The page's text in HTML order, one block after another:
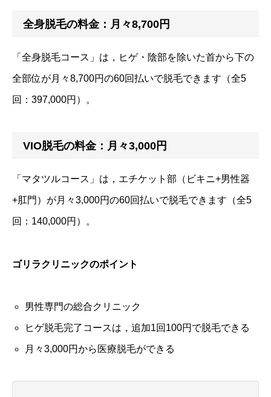
全身脱毛の料金：月々8,700円
「全身脱毛コース」は，ヒゲ・陰部を除いた首から下の
全部位が月々8,700円の60回払いで脱毛できます（全5
回：397,000円）。
VIO脱毛の料金：月々3,000円
「マタツルコース」は，エチケット部（ビキニ+男性器
+肛門）が月々3,000円の60回払いで脱毛できます（全5
回：140,000円）。
ゴリラクリニックのポイント
男性専門の総合クリニック
ヒゲ脱毛完了コースは，追加1回100円で脱毛できる
月々3,000円から医療脱毛ができる